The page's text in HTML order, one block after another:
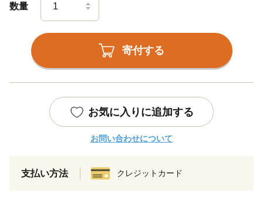
数量
寄付する
お気に入りに追加する
お問い合わせについて
支払い方法 クレジットカード